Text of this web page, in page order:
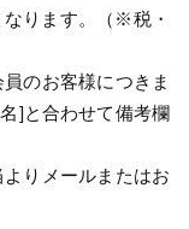
ります。（※税・
のお客様につきま
]と合わせて備考欄
りメールまたはお